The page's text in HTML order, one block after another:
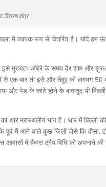
वितरण क्षेत्र
में व्यापक रूप से वितरित है। यदि हम
इसे मुख्यतः अँधेरे के समय देर शाम और
से एक बार तो इसे और तेंदुए को लगभग
और पेड़ के कांटे होने के बावजूद भी
का थार मरुस्थलीय भाग है। थार में बिल्ली
में आने वाले कुछ जिलों जैसे कि दौसा,
आवासों में कैमरा ट्रैप विधि को अपनाने